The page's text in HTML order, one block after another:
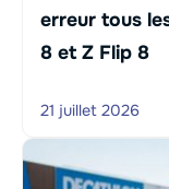
erreur tous
8 et Z Flip 8
21 juillet 2026